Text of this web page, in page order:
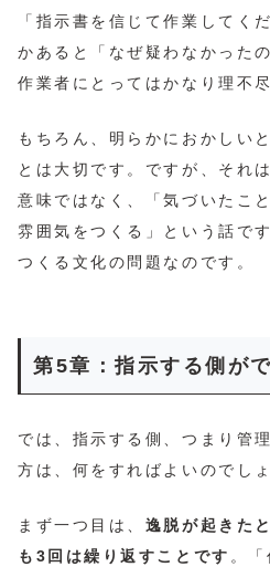
「指示書を信じて作業してく
かあると「なぜ疑わなかった
作業者にとってはかなり理不
もちろん、明らかにおかしい
とは大切です。ですが、それ
意味ではなく、「気づいたこ
雰囲気をつくる」という話で
つくる文化の問題なのです。
第5章：指示する側が
では、指示する側、つまり管
方は、何をすればよいのでしょ
まず一つ目は、 逸脱が起きた
も3回は繰り返すことです 。